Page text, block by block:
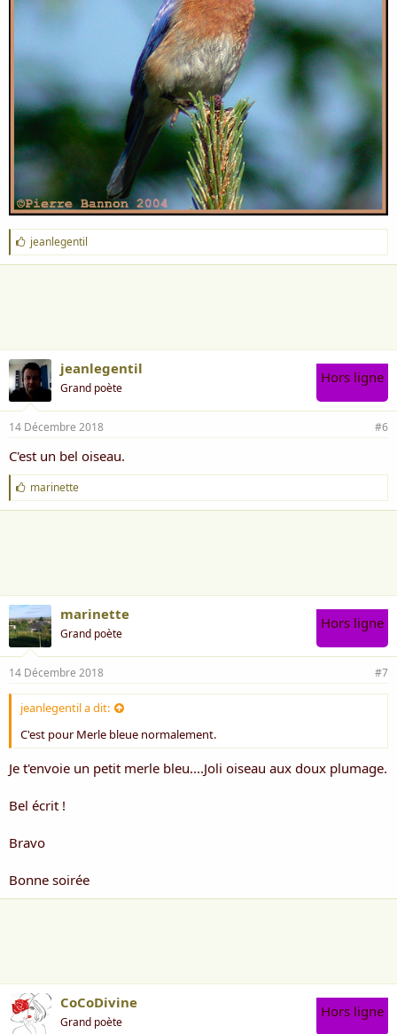
J
'
a
jeanlegentil
jeanlegentil
Grand poète
Hors ligne
14 Décembre 2018 #6
C'est un bel oiseau.
J
'
a
marinette
marinette
Grand poète
Hors ligne
14 Décembre 2018 #7
jeanlegentil a dit:
C'est pour Merle bleue normalement.
Je t'envoie un petit merle bleu....Joli oiseau aux doux plumage.
Bel écrit !
Bravo
Bonne soirée
CoCoDivine
Grand poète
Hors ligne